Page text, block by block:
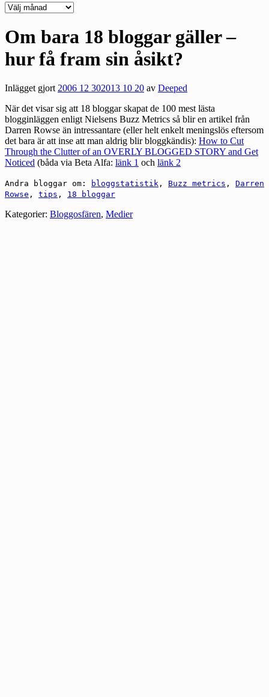
Deepedition
Om bara 18 bloggar gäller –
hur få fram sin åsikt?
Inlägget gjort2006 12 302013 10 20 av Deeped
När det visar sig att 18 bloggar skapat de 100 mest lästa
blogginläggen enligt Nielsens Buzz Metrics så blir en artikel från
Darren Rowse än intressantare (eller helt enkelt meningslös eftersom
det bara är att inse att man aldrig blir bloggkändis): How to Cut
Through the Clutter of an OVERLY BLOGGED STORY and Get
Noticed (båda via Beta Alfa: länk 1 och länk 2
Andra bloggar om: bloggstatistik , Buzz metrics , Darren
Rowse , tips , 18 bloggar
Kategorier: Bloggosfären, Medier